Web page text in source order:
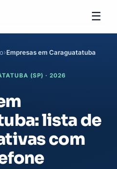
☰
Empresas em Caraguatatuba
(SP) · 2026
lista de
com